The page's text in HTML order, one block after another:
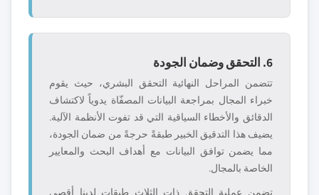
6. التحقق وضمان الجودة
تتضمن المراحل النهائية التحقق البشري، حيث يقوم
خبراء المجال بمراجعة البيانات المصفّاة يدوياً لاكتشاف
الدقائق والأخطاء السياقية التي قد تفوت الأنظمة الآلية.
يضيف هذا التدقيق الخبير طبقةً حرجةً من ضمان الجودة،
مما يضمن توافق البيانات مع أهداف البحث والمعايير
الخاصة بالمجال.
تضمن عملية التحقق ذات الثلاث طبقات لدينا أقصى